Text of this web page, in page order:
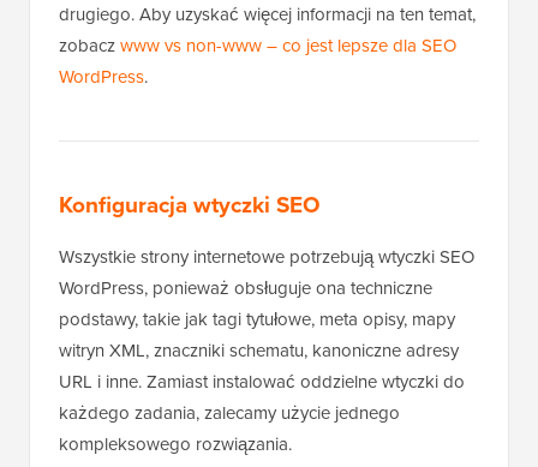
drugiego. Aby uzyskać więcej informacji na ten temat,
zobaczwww vs non-www – co jest lepsze dla SEO
WordPress.
Konfiguracja wtyczki SEO
Wszystkie strony internetowe potrzebują wtyczki SEO
WordPress, ponieważ obsługuje ona techniczne
podstawy, takie jak tagi tytułowe, meta opisy, mapy
witryn XML, znaczniki schematu, kanoniczne adresy
URL i inne. Zamiast instalować oddzielne wtyczki do
każdego zadania, zalecamy użycie jednego
kompleksowego rozwiązania.